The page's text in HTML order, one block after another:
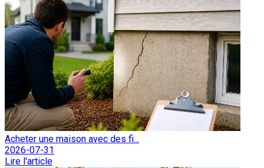
Acheter une maison avec des fi...
2026-07-31
Lire l'article